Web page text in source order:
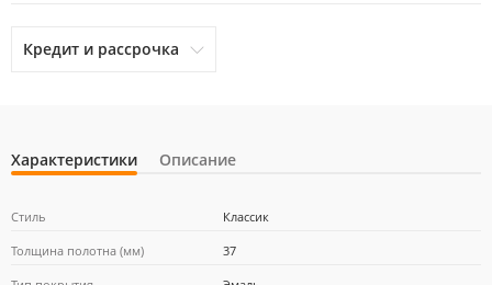
Кредит и рассрочка
otpbank
Характеристики
Стиль Классик
Толщина полотна (мм) 37
Описание